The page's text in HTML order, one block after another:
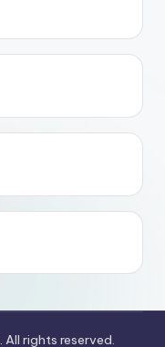
. All rights reserved.